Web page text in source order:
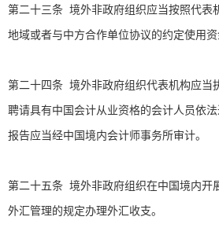
第二十三条 境外非政府组织应当按照代表
地域或者与中方合作单位协议的约定使用资
第二十四条 境外非政府组织代表机构应当
聘请具有中国会计从业资格的会计人员依
报告应当经中国境内会计师事务所审计。
第二十五条 境外非政府组织在中国境内开
外汇管理的规定办理外汇收支。